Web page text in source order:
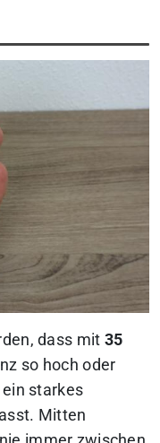
dass mit 35
so hoch oder
starkes
Mitten